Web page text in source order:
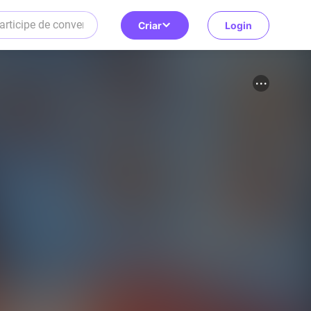
Criar Login